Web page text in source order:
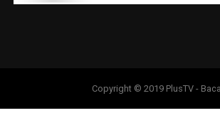
Copyright © 2019 PlusTV -